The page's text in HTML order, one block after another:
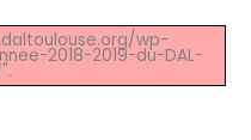
wp-
2018-2019-du-DAL-